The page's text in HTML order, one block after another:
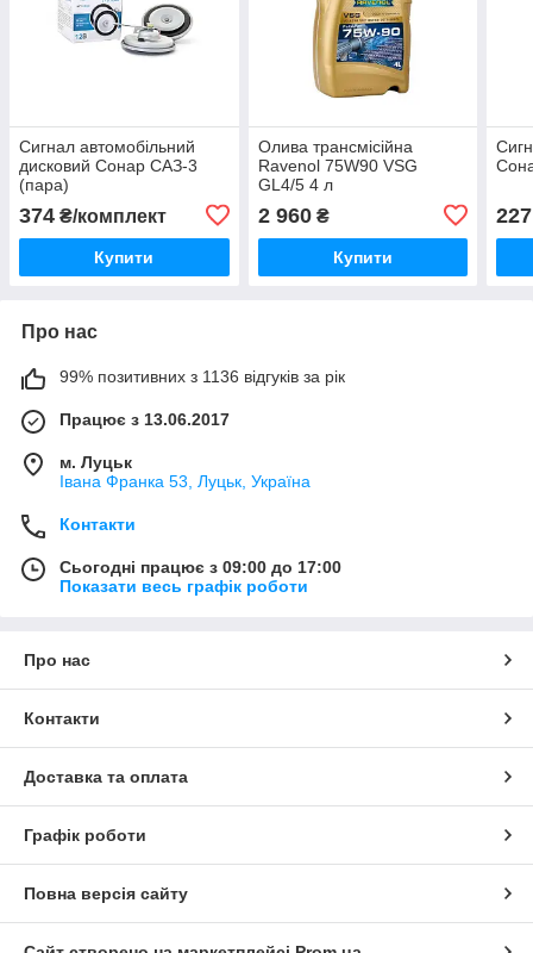
Сигнал автомобільний
дисковий Сонар САЗ-3
(пара)
374 ₴/комплект
Купити
Олива трансмісійна
Ravenol 75W90 VSG
GL4/5 4 л
2 960₴
Купити
227
Про нас
99% позитивних з 1136 відгуків за рік
Працює з 13.06.2017
м. Луцьк
Івана Франка 53, Луцьк, Україна
Контакти
Сьогодні працює з 09:00 до 17:00
Показати весь графік роботи
Про нас
Контакти
Доставка та оплата
Графік роботи
Повна версія сайту